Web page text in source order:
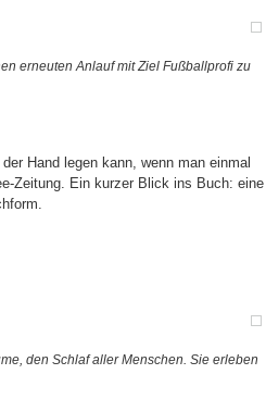
erneuten Anlauf mit Ziel Fußballprofi zu
Hand legen kann, wenn man einmal
Zeitung. Ein kurzer Blick ins Buch: eine
den Schlaf aller Menschen. Sie erleben